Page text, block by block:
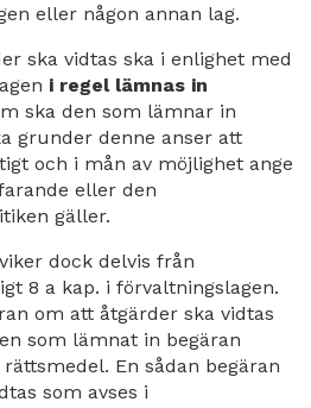
eller någon annan lag.
ska vidtas ska i enlighet med
i regel lämnas in
ska den som lämnar in
grunder denne anser att
och i mån av möjlighet ange
eller den
gäller.
dock delvis från
8 a kap. i förvaltningslagen.
om att åtgärder ska vidtas
som lämnat in begäran
En sådan begäran
som avses i